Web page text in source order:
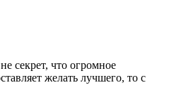
секрет, что огромное
желать лучшего, то с